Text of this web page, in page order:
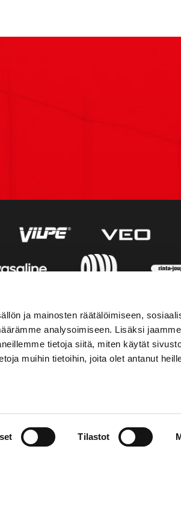
ja mainosten räätälöimiseen,
analysoimiseen. Lisäksi
tietoja siitä, miten käytät
muihin tietoihin, joita olet antanut
Tilastot
SOSIAALINEN
facebook